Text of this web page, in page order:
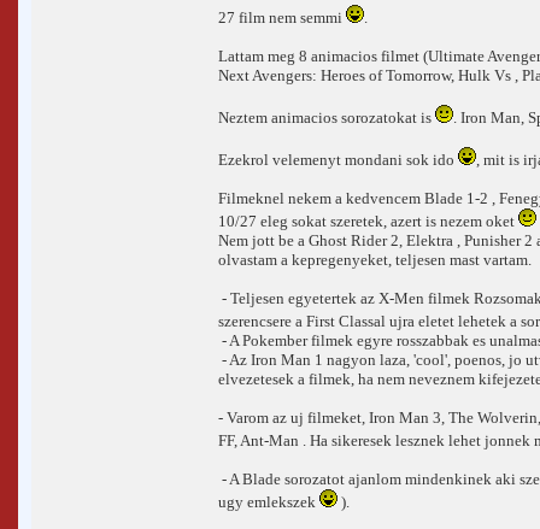
27 film nem semmi
Lattam meg 8 animacios filmet (Ultimate
Next Avengers: Heroes of Tomorrow, Hulk Vs ,
Neztem animacios sorozatokat is . Iron Man,
Ezekrol velemenyt mondani sok ido , mit is
Filmeknel nekem a kedvencem Blade 1-2 ,
10/27 eleg sokat szeretek, azert is nezem oket
Nem jott be a Ghost Rider 2, Elektra , Punisher
olvastam a kepregenyeket, teljesen mast vartam.
- Teljesen egyetertek az X-Men filmek
szerencsere a First Classal ujra eletet lehetek a
- A Pokember filmek egyre rosszabbak es
- Az Iron Man 1 nagyon laza, 'cool', poenos, jo
elvezetesek a filmek, ha nem neveznem
- Varom az uj filmeket, Iron Man 3, The
FF, Ant-Man . Ha sikeresek lesznek lehet jonnek
- A Blade sorozatot ajanlom mindenkinek aki
ugy emlekszek
).